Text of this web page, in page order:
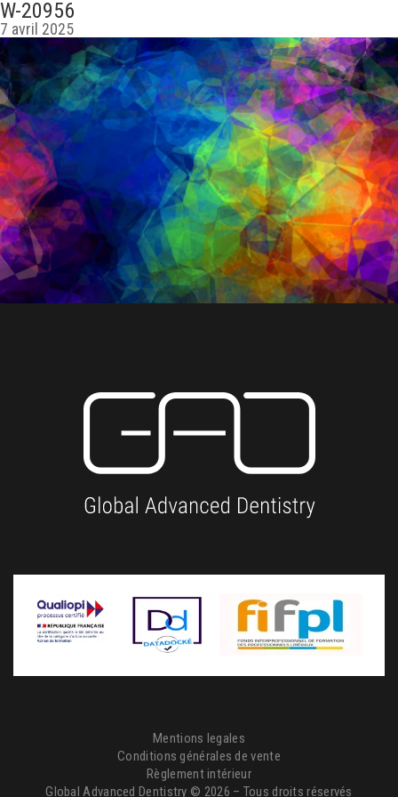
W-20956
7 avril 2025
Mentions legales
Conditions générales de vente
Règlement intérieur
Global Advanced Dentistry © 2026 – Tous droits réservés